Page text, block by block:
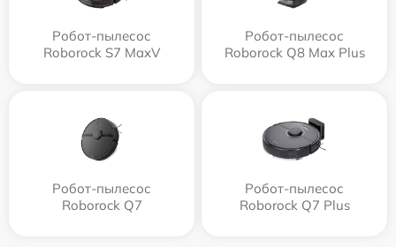
Робот-пылесос
Roborock S7 MaxV
Робот-пылесос
Roborock Q8 Max Plus
Робот-пылесос
Roborock Q7
Робот-пылесос
Roborock Q7 Plus